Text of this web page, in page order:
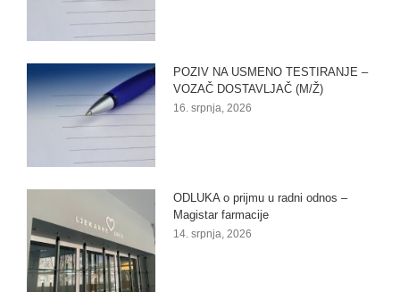
POZIV NA USMENO TESTIRANJE –
VOZAČ DOSTAVLJAČ (M/Ž)
16. srpnja, 2026
ODLUKA o prijmu u radni odnos –
Magistar farmacije
14. srpnja, 2026